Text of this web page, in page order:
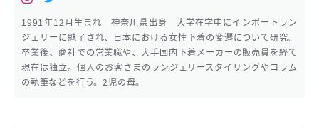
1991年12月生まれ 神奈川県出身 大学在学中にインポートラン
ジェリーに魅了され、日本における女性下着の変遷について研究。
卒業後、商社での営業職や、大手国内下着メーカーの販売員を経て
現在は独立。個人のお客さまのランジェリースタイリングやコラム
の執筆などを行う。2児の母。